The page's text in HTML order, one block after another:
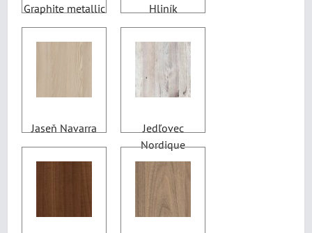
Graphite metallic Hliník
Jaseň Navarra
Jedľovec
Nordique